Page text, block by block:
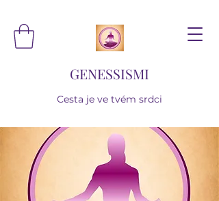
GENESSISMI
Cesta je ve tvém srdci